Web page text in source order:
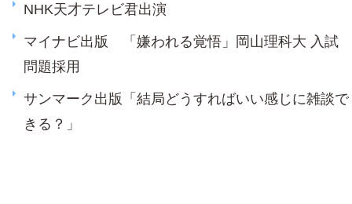
NHK天才テレビ君出演
マイナビ出版 「嫌われる覚悟」岡山理科大 入試
問題採用
サンマーク出版「結局どうすればいい感じに雑談で
きる？」